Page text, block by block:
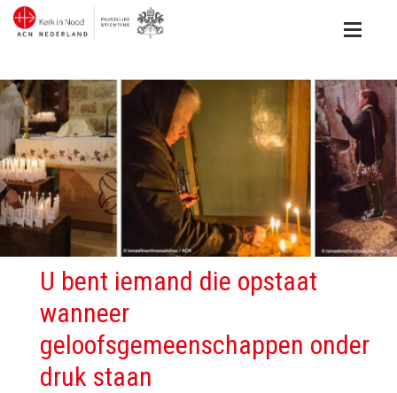
U bent iemand die opstaat
wanneer
geloofsgemeenschappen onder
druk staan